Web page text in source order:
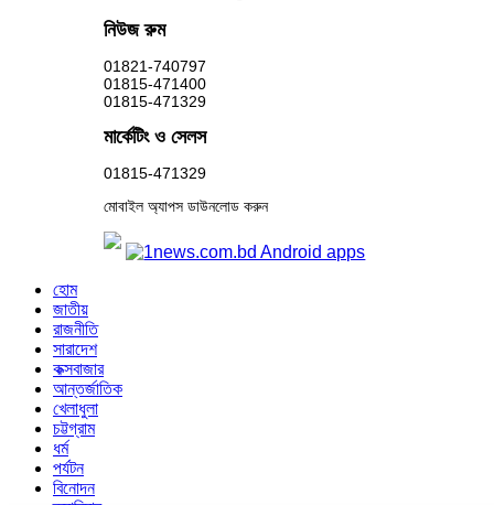
নিউজ রুম
01821-740797
01815-471400
01815-471329
মার্কেটিং ও সেলস
01815-471329
মোবাইল অ্যাপস ডাউনলোড করুন
হোম
জাতীয়
রাজনীতি
সারাদেশ
কক্সবাজার
আন্তর্জাতিক
খেলাধুলা
চট্টগ্রাম
ধর্ম
পর্যটন
বিনোদন